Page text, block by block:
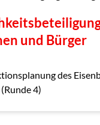
und Bürger
des
4)